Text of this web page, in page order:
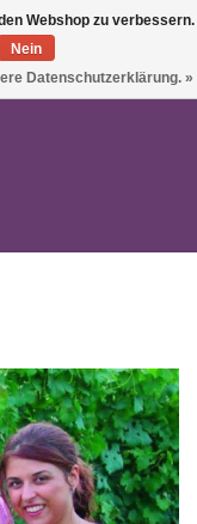
Webshop zu verbessern.
Nein
Datenschutzerklärung. »